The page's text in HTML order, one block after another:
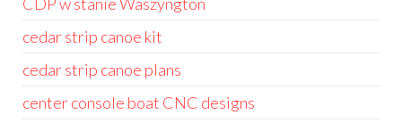
cedar strip canoe kit
cedar strip canoe plans
center console boat CNC designs